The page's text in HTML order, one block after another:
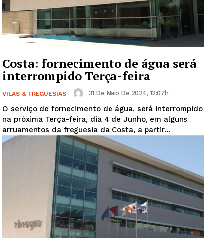
Costa: fornecimento de água será
interrompido Terça-feira
VILAS & FREGUESIAS 31 De Maio De 2024, 12:07h
O serviço de fornecimento de água, será interrompido
na próxima Terça-feira, dia 4 de Junho, em alguns
arruamentos da freguesia da Costa, a partir...